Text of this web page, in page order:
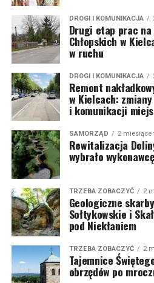
DROGI I KOMUNIKACJA
Drugi etap prac
Chłopskich w
w ruchu
DROGI I KOMUNIKACJA
Remont
w Kielcach:
i komunikacji
SAMORZĄD 2 miesiące
Rewitalizacja
wybrało
TRZEBA ZOBACZYĆ 2
Geologiczne
Sołtykowskie i
pod Niekłaniem
TRZEBA ZOBACZYĆ 2
Tajemnice
obrzędów po